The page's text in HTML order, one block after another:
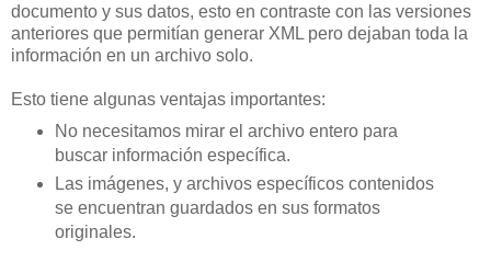
documento y sus datos, esto en contraste con las versiones
anteriores que permitían generar XML pero dejaban toda la
información en un archivo solo.
Esto tiene algunas ventajas importantes:
No necesitamos mirar el archivo entero para
buscar información específica.
Las imágenes, y archivos específicos contenidos
se encuentran guardados en sus formatos
originales.